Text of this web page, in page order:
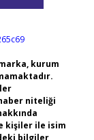
kurum
niteliği
kişiler ile isim
bilgiler